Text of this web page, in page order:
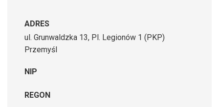
ADRES
ul. Grunwaldzka 13, Pl. Legionów 1 (PKP)
Przemyśl
NIP
REGON